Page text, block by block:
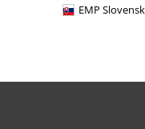
EMP